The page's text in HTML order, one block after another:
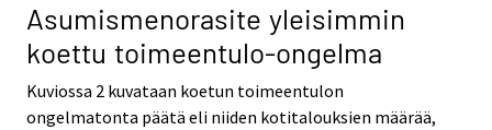
Asumismenorasite yleisimmin
koettu toimeentulo-ongelma
Kuviossa 2 kuvataan koetun toimeentulon
ongelmatonta päätä eli niiden kotitalouksien määrää,